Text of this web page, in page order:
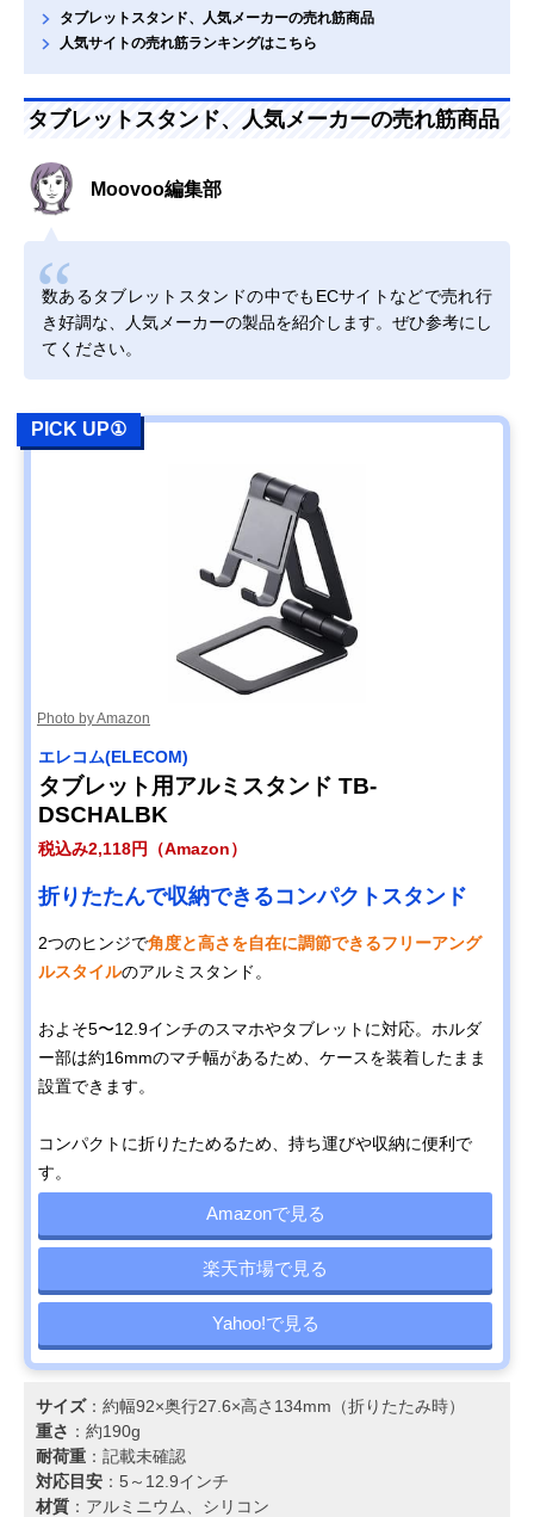
タブレットスタンド、人気メーカーの売れ筋商品
人気サイトの売れ筋ランキングはこちら
タブレットスタンド、人気メーカーの売れ筋商品
Moovoo編集部
数あるタブレットスタンドの中でもECサイトなどで売れ行
き好調な、人気メーカーの製品を紹介します。ぜひ参考にし
てください。
PICK UP①
Photo by Amazon
エレコム(ELECOM)
タブレット用アルミスタンド TB-
DSCHALBK
税込み2,118円（Amazon）
折りたたんで収納できるコンパクトスタンド
2つのヒンジで角度と高さを自在に調節できるフリーアング
ルスタイルのアルミスタンド。
およそ5〜12.9インチのスマホやタブレットに対応。ホルダ
ー部は約16mmのマチ幅があるため、ケースを装着したまま
設置できます。
コンパクトに折りたためるため、持ち運びや収納に便利で
す。
Amazonで見る
楽天市場で見る
Yahoo!で見る
サイズ：約幅92×奥行27.6×高さ134mm（折りたたみ時）
重さ ：約190g
耐荷重 ：記載未確認
対応目安 ：5～12.9インチ
材質 ：アルミニウム、シリコン